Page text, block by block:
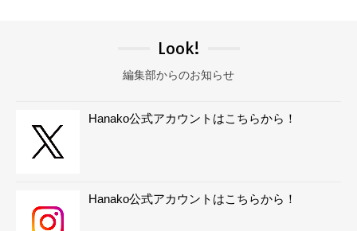
Look!
編集部からのお知らせ
Hanako公式アカウントはこちらから！
Hanako公式アカウントはこちらから！